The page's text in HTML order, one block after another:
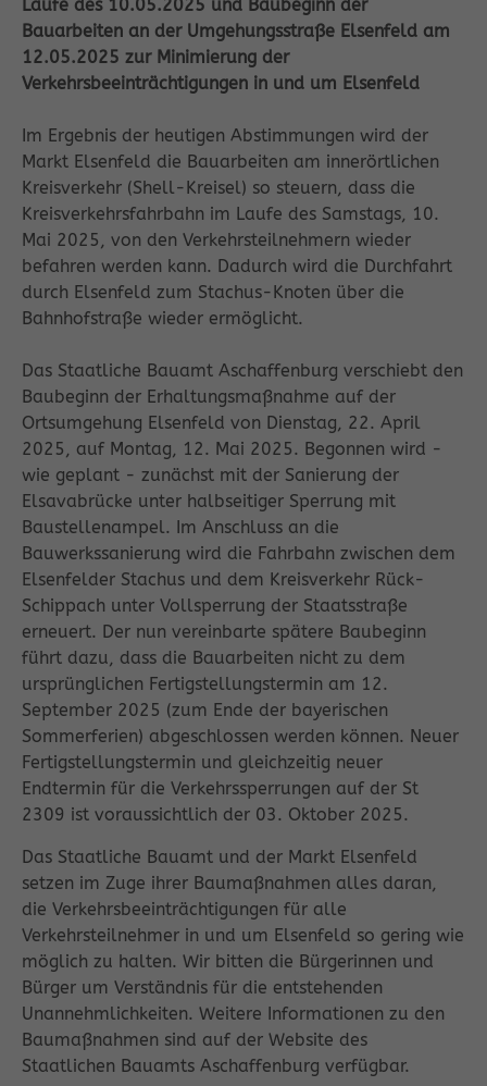
Laufe des 10.05.2025 und Baubeginn der
Bauarbeiten an der Umgehungsstraße Elsenfeld am
12.05.2025 zur Minimierung der
Verkehrsbeeinträchtigungen in und um Elsenfeld
Im Ergebnis der heutigen Abstimmungen wird der
Markt Elsenfeld die Bauarbeiten am innerörtlichen
Kreisverkehr (Shell-Kreisel) so steuern, dass die
Kreisverkehrsfahrbahn im Laufe des Samstags, 10.
Mai 2025, von den Verkehrsteilnehmern wieder
befahren werden kann. Dadurch wird die Durchfahrt
durch Elsenfeld zum Stachus-Knoten über die
Bahnhofstraße wieder ermöglicht.
Das Staatliche Bauamt Aschaffenburg verschiebt den
Baubeginn der Erhaltungsmaßnahme auf der
Ortsumgehung Elsenfeld von Dienstag, 22. April
2025, auf Montag, 12. Mai 2025. Begonnen wird -
wie geplant - zunächst mit der Sanierung der
Elsavabrücke unter halbseitiger Sperrung mit
Baustellenampel. Im Anschluss an die
Bauwerkssanierung wird die Fahrbahn zwischen dem
Elsenfelder Stachus und dem Kreisverkehr Rück-
Schippach unter Vollsperrung der Staatsstraße
erneuert. Der nun vereinbarte spätere Baubeginn
führt dazu, dass die Bauarbeiten nicht zu dem
ursprünglichen Fertigstellungstermin am 12.
September 2025 (zum Ende der bayerischen
Sommerferien) abgeschlossen werden können. Neuer
Fertigstellungstermin und gleichzeitig neuer
Endtermin für die Verkehrssperrungen auf der St
2309 ist voraussichtlich der 03. Oktober 2025.
Das Staatliche Bauamt und der Markt Elsenfeld
setzen im Zuge ihrer Baumaßnahmen alles daran,
die Verkehrsbeeinträchtigungen für alle
Verkehrsteilnehmer in und um Elsenfeld so gering wie
möglich zu halten. Wir bitten die Bürgerinnen und
Bürger um Verständnis für die entstehenden
Unannehmlichkeiten. Weitere Informationen zu den
Baumaßnahmen sind auf der Website des
Staatlichen Bauamts Aschaffenburg verfügbar.